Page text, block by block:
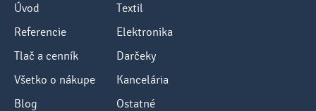
Úvod
Referencie
Tlač a cenník
Všetko o nákupe
Blog
Textil
Elektronika
Darčeky
Kancelária
Ostatné